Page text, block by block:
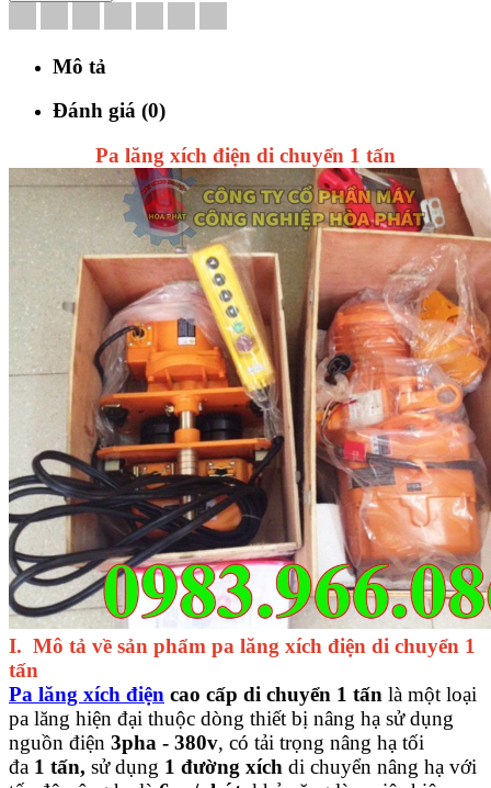
Mô tả
Đánh giá (0)
Pa lăng xích điện di chuyển 1 tấn
I. Mô tả về sản phẩm pa lăng xích điện di chuyển 1
tấn
Pa lăng xích điện cao cấp di chuyển 1 tấn là một loại
pa lăng hiện đại thuộc dòng thiết bị nâng hạ sử dụng
nguồn điện 3pha - 380v, có tải trọng nâng hạ tối
đa 1 tấn, sử dụng 1 đường xích di chuyển nâng hạ với